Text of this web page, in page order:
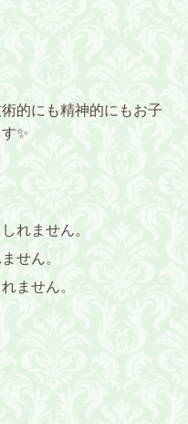
的にも精神的にもお子
✨
れません。
せん。
ません。